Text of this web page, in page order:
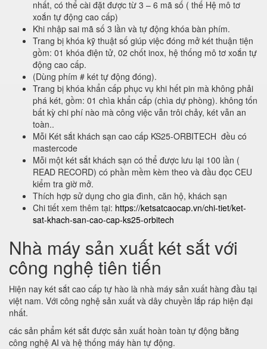
nhất, có thể cài đặt được từ 3 – 6 mã số ( thế Hệ mô tơ
xoắn tự động cao cấp)
Khi nhập sai mã số 3 lần và tự động khóa bàn phím.
Trang bị khóa kỹ thuật số giúp việc đóng mở két thuận tiện
gồm: 01 khóa điện tử, 02 chốt inox, hệ thống mô tơ xoắn tự
động cao cấp.
(Dùng phím # két tự động đóng).
Trang bị khóa khẩn cấp phục vụ khi hết pin mà không phải
phá két, gồm: 01 chìa khẩn cấp (chìa dự phòng). không tốn
bất kỳ chi phí nào mà công việc vẫn trôi chảy, két vẫn an
toàn..
Mỗi Két sắt khách sạn cao cấp KS25-ORBITECH đều có
mastercode
Mỗi một két sắt khách sạn có thể được lưu lại 100 lần (
READ RECORD) có phần mềm kèm theo và đầu đọc CEU
kiểm tra giờ mở.
Thích hợp sử dụng cho gia đình, căn hộ, khách sạn
Chi tiết xem thêm tại: https://ketsatcaocap.vn/chi-tiet/ket-
sat-khach-san-cao-cap-ks25-orbitech
Nhà máy sản xuất két sắt với
công nghệ tiên tiến
Hiện nay két sắt cao cấp tự hào là nhà máy sản xuất hàng đầu tại
việt nam. Với công nghệ sản xuất và dây chuyền lắp ráp hiện đại
nhất.
các sản phẩm két sắt được sản xuất hoàn toàn tự động bằng
công nghệ AI và hệ thống máy hàn tự động.